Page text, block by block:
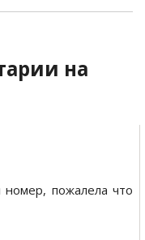
на
номер, пожалела что